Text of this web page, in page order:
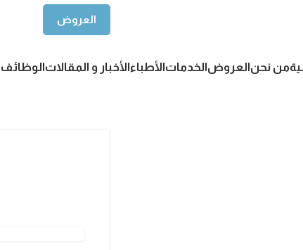
العروض
من نحنالعروضالخدماتالأطباءالأخبار و المقالاتالوظائف